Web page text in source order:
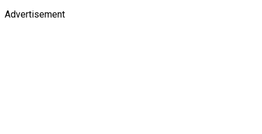
Advertisement